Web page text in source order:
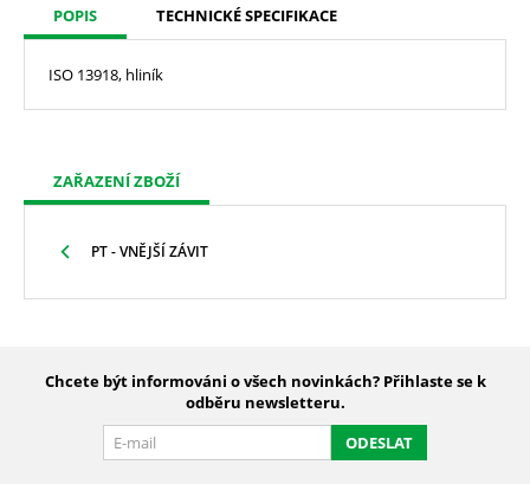
POPIS TECHNICKÉ SPECIFIKACE
ISO 13918, hliník
ZAŘAZENÍ ZBOŽÍ
PT - VNĚJŠÍ ZÁVIT
Chcete být informováni o všech novinkách? Přihlaste se k
odběru newsletteru.
ODESLAT